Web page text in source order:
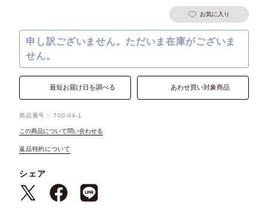
お気に入り
申し訳ございません。ただいま在庫がございま
せん。
最短お届け日を調べる あわせ買い対象商品
商品番号 700-04-1
この商品について問い合わせる
返品特約について
シェア